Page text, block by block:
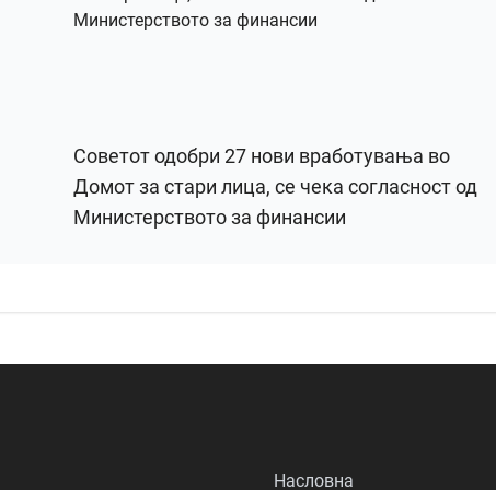
Советот одобри 27 нови вработувања во
Домот за стари лица, се чека согласност од
Министерството за финансии
Насловна